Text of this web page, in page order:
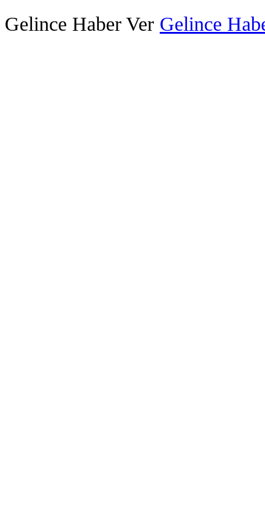
Gelince Haber Ver Gelince